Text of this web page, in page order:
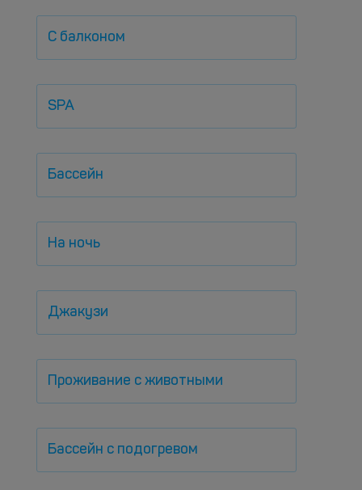
С балконом
SPA
Бассейн
На ночь
Джакузи
Проживание с животными
Бассейн с подогревом